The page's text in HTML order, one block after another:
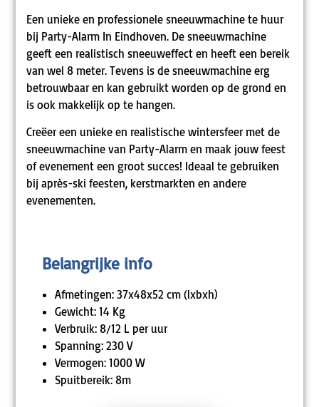
Een unieke en professionele sneeuwmachine te huur
bij Party-Alarm In Eindhoven. De sneeuwmachine
geeft een realistisch sneeuweffect en heeft een bereik
van wel 8 meter. Tevens is de sneeuwmachine erg
betrouwbaar en kan gebruikt worden op de grond en
is ook makkelijk op te hangen.
Creëer een unieke en realistische wintersfeer met de
sneeuwmachine van Party-Alarm en maak jouw feest
of evenement een groot succes! Ideaal te gebruiken
bij après-ski feesten, kerstmarkten en andere
evenementen.
Belangrijke info
Afmetingen: 37x48x52 cm (lxbxh)
Gewicht: 14 Kg
Verbruik: 8/12 L per uur
Spanning: 230 V
Vermogen: 1000 W
Spuitbereik: 8m